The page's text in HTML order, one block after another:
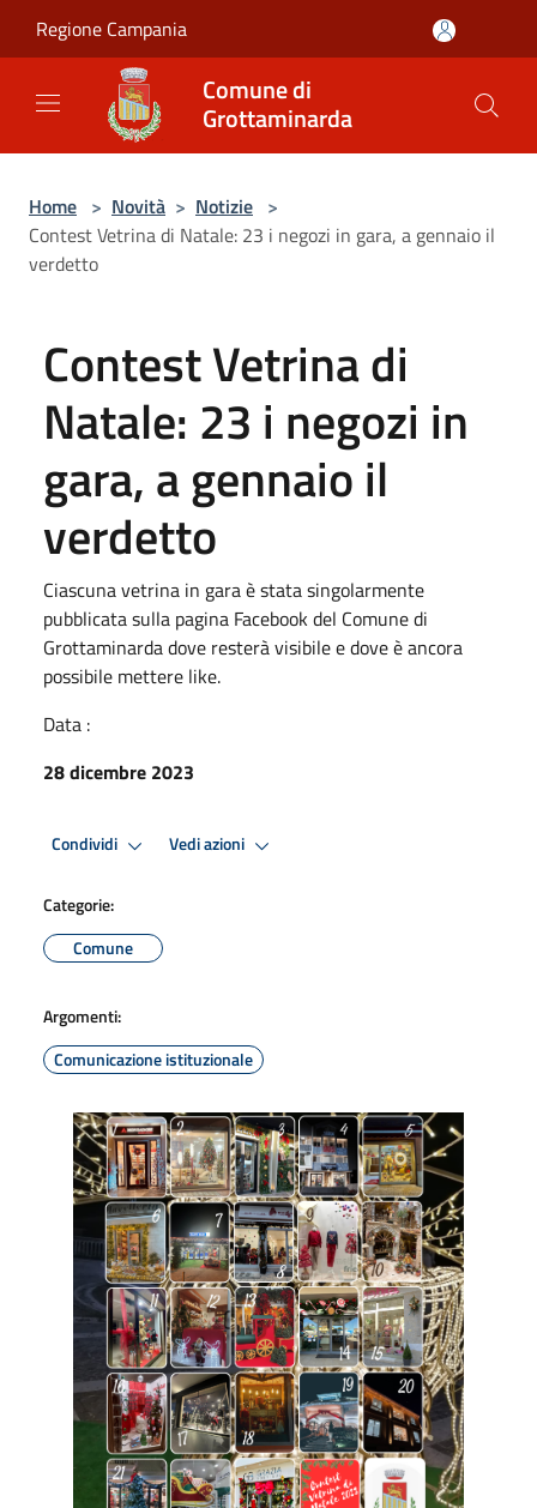
Regione Campania
Comune di
Grottaminarda
Home > Novità > Notizie >
Contest Vetrina di Natale: 23 i negozi in gara, a gennaio il
verdetto
Contest Vetrina di
Natale: 23 i negozi in
gara, a gennaio il
verdetto
Ciascuna vetrina in gara è stata singolarmente
pubblicata sulla pagina Facebook del Comune di
Grottaminarda dove resterà visibile e dove è ancora
possibile mettere like.
Data :
28 dicembre 2023
Condividi Vedi azioni
Categorie:
Comune
Argomenti:
Comunicazione istituzionale